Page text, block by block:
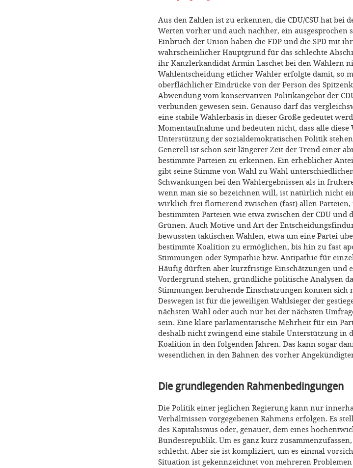
Aus den Zahlen ist zu erkennen, die CDU/CSU hat
Werten vorher und auch nachher, ein
Einbruch der Union haben die FDP und die SPD mit
wahrscheinlicher Hauptgrund für das schlechte
ihr Kanzlerkandidat Armin Laschet bei den Wählern
Wahlentscheidung etlicher Wähler erfolgte damit, so
oberflächlicher Eindrücke von der Person des
Abwendung vom konservativen Politikangebot der
verbunden gewesen sein. Genauso darf das
eine stabile Wählerbasis in dieser Größe gedeutet
Momentaufnahme und bedeuten nicht, dass alle
Unterstützung der sozialdemokratischen Politik
Generell ist schon seit längerer Zeit der Trend einer
bestimmte Parteien zu erkennen. Ein erheblicher
gibt seine Stimme von Wahl zu Wahl
Schwankungen bei den Wahlergebnissen als in
wenn man sie so bezeichnen will, ist natürlich nicht
wirklich frei flottierend zwischen (fast) allen Parteien,
bestimmten Parteien wie etwa zwischen der CDU und
Grünen. Auch Motive und Art der
bewussten taktischen Wählen, etwa um eine Partei
bestimmte Koalition zu ermöglichen, bis hin zu fast
Stimmungen oder Sympathie bzw. Antipathie für
Häufig dürften aber kurzfristige Einschätzungen und
Vordergrund stehen, gründliche politische Analysen
Stimmungen beruhende Einschätzungen können
Deswegen ist für die jeweiligen Wahlsieger der
nächsten Wahl oder auch nur bei der nächsten
sein. Eine klare parlamentarische Mehrheit für ein
deshalb nicht zwingend eine stabile Unterstützung in
Koalition in den folgenden Jahren. Das kann sogar
wesentlichen in den Bahnen des vorher
Die grundlegenden Rahmenbedingungen
Die Politik einer jeglichen Regierung kann nur
Verhältnissen vorgegebenen Rahmens erfolgen. Es
des Kapitalismus oder, genauer, dem eines
Bundesrepublik. Um es ganz kurz
schlecht. Aber sie ist kompliziert, um es einmal
Situation ist gekennzeichnet von mehreren